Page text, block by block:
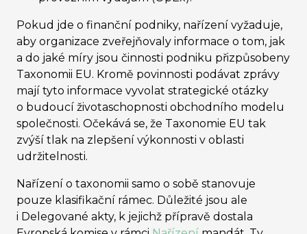
Pokud jde o finanční podniky, nařízení vyžaduje,
aby organizace zveřejňovaly informace o tom, jak
a do jaké míry jsou činnosti podniku přizpůsobeny
Taxonomii EU. Kromě povinnosti podávat zprávy
mají tyto informace vyvolat strategické otázky
o budoucí životaschopnosti obchodního modelu
společnosti. Očekává se, že Taxonomie EU tak
zvýší tlak na zlepšení výkonnosti v oblasti
udržitelnosti.
Nařízení o taxonomii samo o sobě stanovuje
pouze klasifikační rámec. Důležité jsou ale
i Delegované akty, k jejichž přípravě dostala